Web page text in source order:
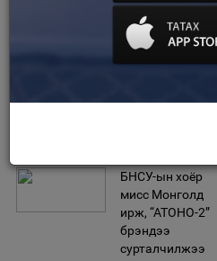
2025-11-06 10:37:54
Дэлхийн
бүтээл Монголд
БНСУ-ын хоёр
мисс Монголд
ирж, “АТОНО-2”
брэндээ
сурталчилжээ